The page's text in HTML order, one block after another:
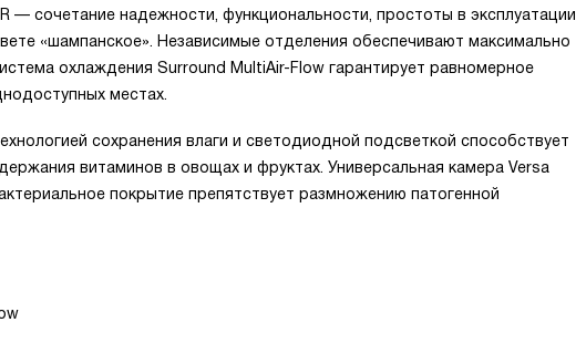
— сочетание надежности, функциональности, простоты в эксплуатации
«шампанское». Независимые отделения обеспечивают максимально
охлаждения Surrоund MultiАir-Flоw гарантирует равномерное
местах.
сохранения влаги и светодиодной подсветкой способствует
витаминов в овощах и фруктах. Универсальная камера Versa
покрытие препятствует размножению патогенной